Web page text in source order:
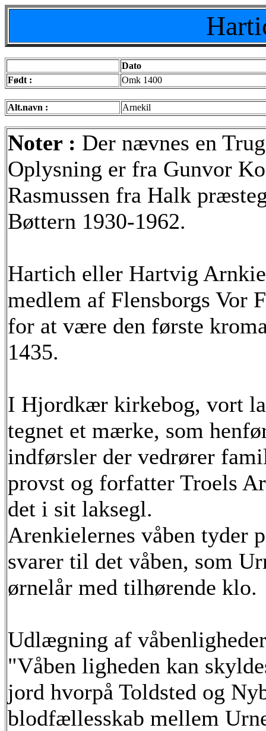
Dato
Født :
Omk 1400
Alt.navn : Arnekil
Noter : Der nævnes en
Oplysning er fra Gunvor
Rasmussen fra Halk
Bøttern 1930-1962.
Hartich eller Hartvig
medlem af Flensborgs Vor
for at være den første
1435.
I Hjordkær kirkebog, vort
tegnet et mærke, som
indførsler der vedrører
provst og forfatter Troels
det i sit laksegl.
Arenkielernes våben tyder
svarer til det våben, som
ørnelår med tilhørende klo.
Udlægning af
"Våben ligheden kan
jord hvorpå Toldsted og
blodfællesskab mellem